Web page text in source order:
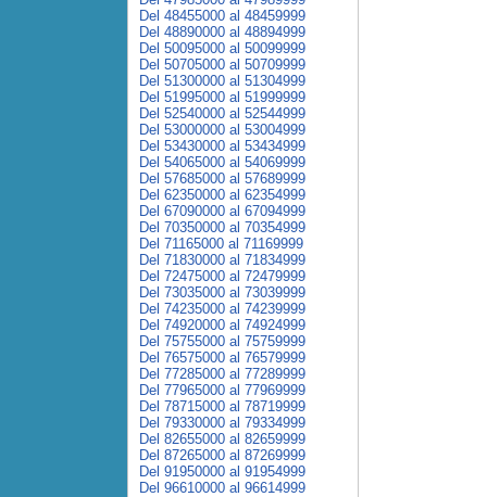
Del 48455000 al 48459999
Del 48890000 al 48894999
Del 50095000 al 50099999
Del 50705000 al 50709999
Del 51300000 al 51304999
Del 51995000 al 51999999
Del 52540000 al 52544999
Del 53000000 al 53004999
Del 53430000 al 53434999
Del 54065000 al 54069999
Del 57685000 al 57689999
Del 62350000 al 62354999
Del 67090000 al 67094999
Del 70350000 al 70354999
Del 71165000 al 71169999
Del 71830000 al 71834999
Del 72475000 al 72479999
Del 73035000 al 73039999
Del 74235000 al 74239999
Del 74920000 al 74924999
Del 75755000 al 75759999
Del 76575000 al 76579999
Del 77285000 al 77289999
Del 77965000 al 77969999
Del 78715000 al 78719999
Del 79330000 al 79334999
Del 82655000 al 82659999
Del 87265000 al 87269999
Del 91950000 al 91954999
Del 96610000 al 96614999